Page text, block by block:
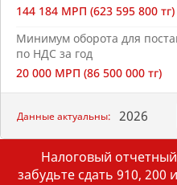
144 184 МРП (623 595 800 тг)
Минимум оборота для
по НДС за год
20 000 МРП (86 500 000 тг)
Данные актуальны: 2026
Налоговый
забудьте сдать 910,